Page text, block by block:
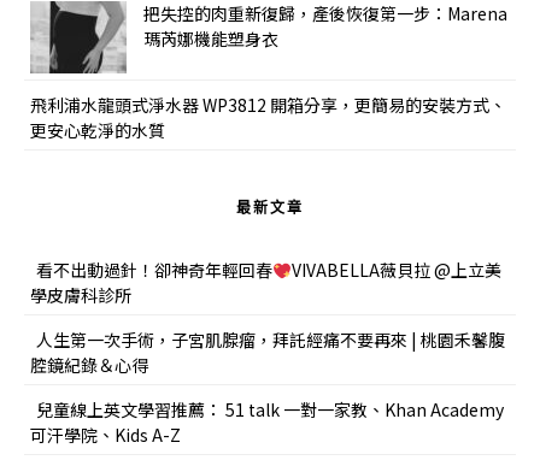
把失控的肉重新復歸，產後恢復第一步：Marena
瑪芮娜機能塑身衣
飛利浦水龍頭式淨水器 WP3812 開箱分享，更簡易的安裝方式、
更安心乾淨的水質
最新文章
看不出動過針！卻神奇年輕回春
VIVABELLA薇貝拉 @上立美
學皮膚科診所
人生第一次手術，子宮肌腺瘤，拜託經痛不要再來 | 桃園禾馨腹
腔鏡紀錄＆心得
兒童線上英文學習推薦： 51 talk 一對一家教、Khan Academy
可汗學院、Kids A-Z